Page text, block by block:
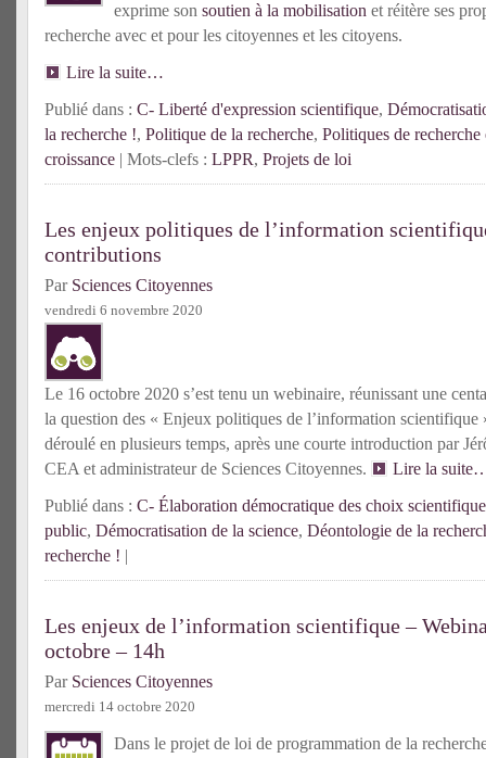
exprime son soutien à la mobilisation et réitère ses
recherche avec et pour les citoyennes et les citoyens.
Lire la suite…
Publié dans : C- Liberté d'expression scientifique,
la recherche !, Politique de la recherche, Politiques de recherche
croissance | Mots-clefs : LPPR, Projets de loi
Les enjeux politiques de l’information
contributions
Par Sciences Citoyennes
vendredi 6 novembre 2020
Le 16 octobre 2020 s’est tenu un webinaire, réunissant une
la question des « Enjeux politiques de l’information scientifique
déroulé en plusieurs temps, après une courte introduction par
CEA et administrateur de Sciences Citoyennes.
Lire la
Publié dans : C- Élaboration démocratique des choix
public, Démocratisation de la science, Déontologie de la
recherche ! |
Les enjeux de l’information scientifique –
octobre – 14h
Par Sciences Citoyennes
mercredi 14 octobre 2020
Dans le projet de loi de programmation de la